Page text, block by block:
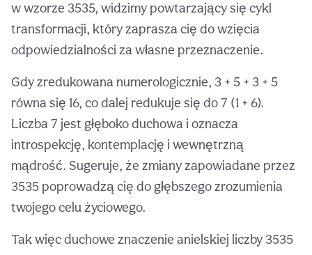
w wzorze 3535, widzimy powtarzający się cykl
transformacji, który zaprasza cię do wzięcia
odpowiedzialności za własne przeznaczenie.
Gdy zredukowana numerologicznie, 3 + 5 + 3 + 5
równa się 16, co dalej redukuje się do 7 (1 + 6).
Liczba 7 jest głęboko duchowa i oznacza
introspekcję, kontemplację i wewnętrzną
mądrość. Sugeruje, że zmiany zapowiadane przez
3535 poprowadzą cię do głębszego zrozumienia
twojego celu życiowego.
Tak więc duchowe znaczenie anielskiej liczby 3535